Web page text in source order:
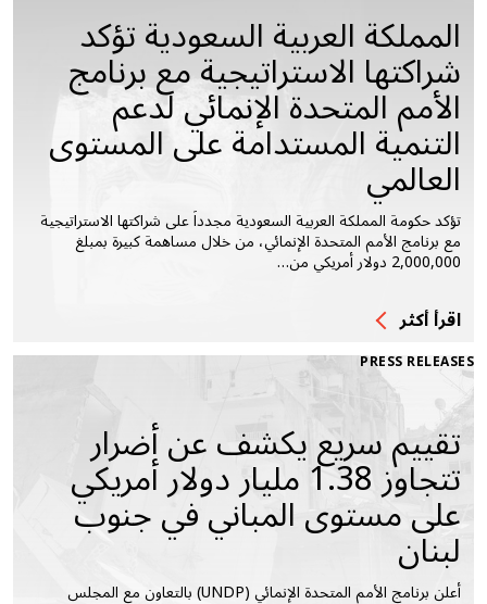
المملكة العربية السعودية تؤكد
شراكتها الاستراتيجية مع برنامج
الأمم المتحدة الإنمائي لدعم
التنمية المستدامة على المستوى
العالمي
تؤكد حكومة المملكة العربية السعودية مجدداً على شراكتها الاستراتيجية
مع برنامج الأمم المتحدة الإنمائي، من خلال مساهمة كبيرة بمبلغ
2,000,000 دولار أمريكي من…
اقرأ أكثر
PRESS RELEASES
تقييم سريع يكشف عن أضرار
تتجاوز 1.38 مليار دولار أمريكي
على مستوى المباني في جنوب
لبنان
أعلن برنامج الأمم المتحدة الإنمائي (UNDP) بالتعاون مع المجلس